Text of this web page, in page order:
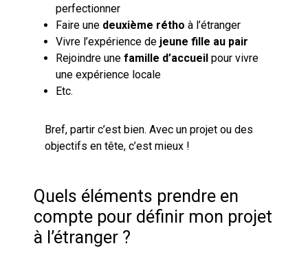
perfectionner
Faire une deuxième rétho à l’étranger
Vivre l’expérience de jeune fille au pair
Rejoindre unefamille d’accueil pour vivre
une expérience locale
Etc.
Bref, partir c’est bien. Avec un projet ou des
objectifs en tête, c’est mieux !
Quels éléments prendre en
compte pour définir mon projet
à l’étranger ?